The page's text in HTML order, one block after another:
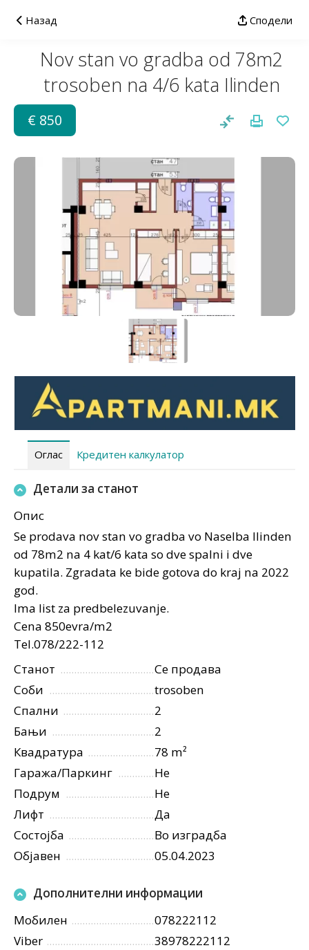
Назад Сподели
Nov stan vo gradba od 78m2
trosoben na 4/6 kata Ilinden
€ 850
Оглас Кредитен калкулатор
Детали за станот
Опис
Se prodava nov stan vo gradba vo Naselba Ilinden
od 78m2 na 4 kat/6 kata so dve spalni i dve
kupatila. Zgradata ke bide gotova do kraj na 2022
god.
Ima list za predbelezuvanje.
Cena 850evra/m2
Tel.078/222-112
Станот
Се продава
Соби
trosoben
Спални
2
Бањи
2
Квадратура
78 m²
Гаража/Паркинг
Не
Подрум
Не
Лифт
Да
Состојба
Во изградба
Објавен
05.04.2023
Дополнителни информации
Мобилен
078222112
Viber
38978222112